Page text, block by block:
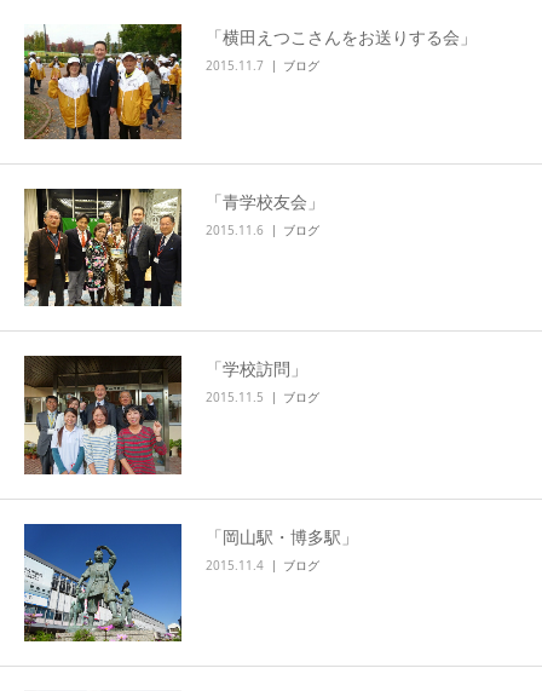
「横田えつこさんをお送りする会」
2015.11.7 ブログ
「青学校友会」
2015.11.6 ブログ
「学校訪問」
2015.11.5 ブログ
「岡山駅・博多駅」
2015.11.4 ブログ